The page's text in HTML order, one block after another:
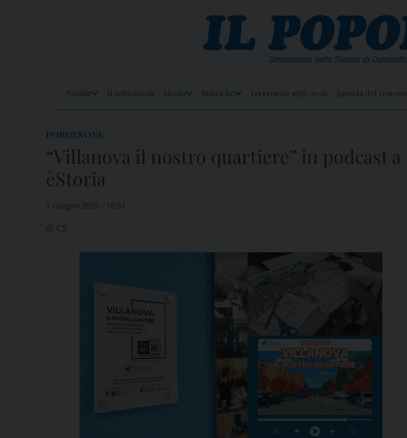
Notizie
Il settimanale
Media
Rubriche
Terremoto 1976-2026 Agenda del vescovo
PORDENONE
“Villanova il nostro quartiere” in podcast a
èStoria
1 Giugno 2026 - 16:31
di CS